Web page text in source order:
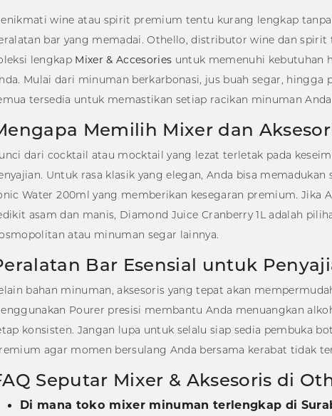
wine atau spirit premium tentu kurang lengkap
bar yang memadai. Othello, distributor wine dan spirit
lengkap Mixer & Accesories untuk memenuhi kebutuhan
Mulai dari minuman berkarbonasi, jus buah segar, hingga
tersedia untuk memastikan setiap racikan minuman
Memilih Mixer dan
dari cocktail atau mocktail yang lezat terletak pada
Untuk rasa klasik yang elegan, Anda bisa
Water 200ml yang memberikan kesegaran premium. Jika
asam dan manis, Diamond Juice Cranberry 1L adalah
atau minuman segar lainnya.
Bar Esensial untuk
bahan minuman, aksesoris yang tepat akan
Pourer presisi membantu Anda menuangkan
konsisten. Jangan lupa untuk selalu siap sedia pembuka
agar momen bersulang Anda bersama kerabat tidak
Seputar Mixer & Aksesoris di
Di mana toko mixer minuman terlengkap di